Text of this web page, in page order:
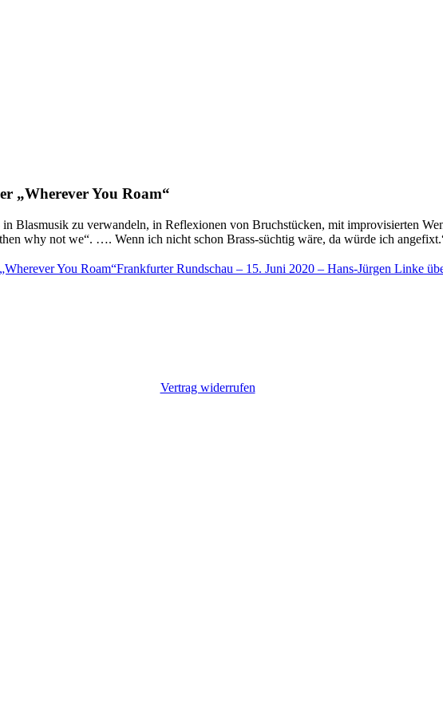
„Wherever You Roam“
Blasmusik zu verwandeln, in Reflexio­nen von Bruchstücken, mit improvisierten
why not we“. …. Wenn ich nicht schon Brass-süchtig wäre, da würde ich
You Roam“Frankfurter Rundschau – 15. Juni 2020 – Hans-Jürgen Linke
Vertrag widerrufen